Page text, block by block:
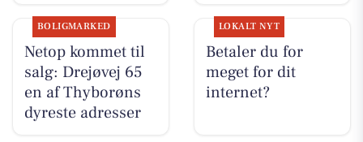
BOLIGMARKED
Netop kommet til
salg: Drejøvej 65
en af Thyborøns
dyreste adresser
LOKALT NYT
Betaler du for
meget for dit
internet?